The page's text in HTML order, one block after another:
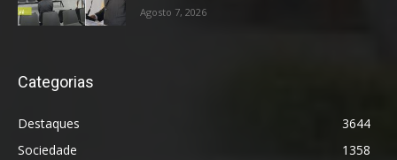
Agosto 7, 2026
Categorias
Destaques
3644
Sociedade
1358